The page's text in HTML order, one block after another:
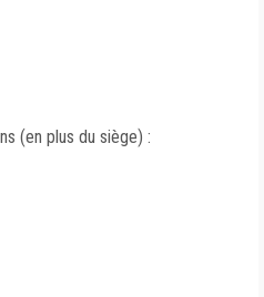
(en plus du siège) :